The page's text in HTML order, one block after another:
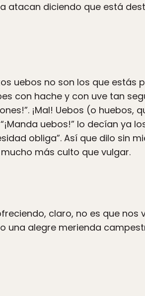
atacan diciendo que está
uebos no son los que estás
con hache y con uve tan
¡Mal! Uebos (o huebos,
uebos!” lo decían ya
obliga”. Así que dilo sin
más culto que vulgar.
claro, no es que nos
una alegre merienda